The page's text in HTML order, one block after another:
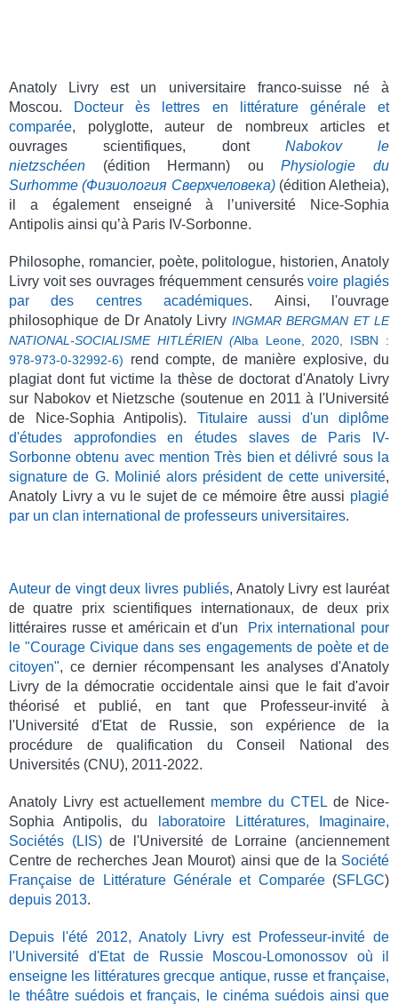
Anatoly Livry est un universitaire franco-suisse né à
Moscou.
Docteur ès lettres en littérature générale et
comparée, polyglotte, auteur de nombreux articles et
ouvrages scientifiques, dont Nabokov le
nietzschéen
(édition Hermann) ouPhysiologie du
Surhomme(Физиология Сверхчеловека)(édition Aletheia),
il a également enseigné à l’université Nice-Sophia
Antipolis ainsi qu’à Paris IV-Sorbonne.
Philosophe, romancier, poète, politologue, historien, Anatoly
Livry voit ses ouvrages fréquemment censurésvoire plagiés
par des centres académiques.
Ainsi, l'ouvrage
philosophique de Dr Anatoly Livry INGMAR BERGMAN ET LE
NATIONAL-SOCIALISME HITLÉRIEN (Alba Leone, 2020, ISBN :
978-973-0-32992-6)
rend compte, de manière explosive, du
plagiat dont fut victime la thèse de doctorat d'Anatoly Livry
sur Nabokov et Nietzsche (soutenue en 2011 à l'Université
de Nice-Sophia Antipolis). Titulaire aussi d'un diplôme
d'études approfondies en études slaves de Paris IV-
Sorbonne obtenu avec mention Très bien et délivré sous la
signature de G. Molinié alors président de cette université,
Anatoly Livry a vu le sujet de ce mémoire être aussi plagié
par un clan international de professeurs universitaires.
Auteur de vingt deux livres publiés, Anatoly Livry est lauréat
de quatre prix scientifiques internationaux, de deux prix
littéraires russe et américain et d'un
Prix international pour
le "Courage Civique dans ses engagements de poète et de
citoyen", ce dernier récompensant les analyses d'Anatoly
Livry de la démocratie occidentale ainsi que le fait d'avoir
théorisé et publié, en tant que Professeur-invité à
l'Université d'Etat de Russie, son expérience de la
procédure de qualification du Conseil National des
Universités (CNU), 2011-2022.
Anatoly Livry est actuellement membre du CTEL de Nice-
Sophia Antipolis, du
laboratoire Littératures, Imaginaire,
Sociétés (LIS)de l'Université de Lorraine (anciennement
Centre de recherches Jean Mourot) ainsi que de la Société
Française de Littérature Générale et Comparée(SFLGC)
depuis 2013.
Depuis l'été 2012, Anatoly Livry est Professeur-invité de
l'Université d'Etat de Russie Moscou-Lomonossov où il
enseigne les littératures grecque antique, russe et française,
le théâtre suédois et français, le cinéma suédois ainsi que